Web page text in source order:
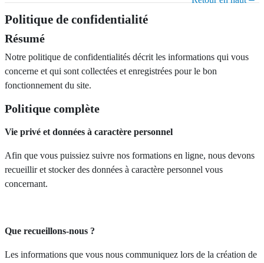
Politique de confidentialité
Résumé
Notre politique de confidentialités décrit les informations qui vous
concerne et qui sont collectées et enregistrées pour le bon
fonctionnement du site.
Politique complète
Vie privé et données à caractère personnel
Afin que vous puissiez suivre nos formations en ligne, nous devons
recueillir et stocker des données à caractère personnel vous
concernant.
Que recueillons-nous ?
Les informations que vous nous communiquez lors de la création de